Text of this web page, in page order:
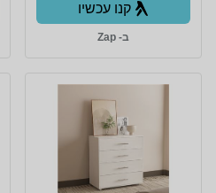
קנו עכשיו
ב- Zap